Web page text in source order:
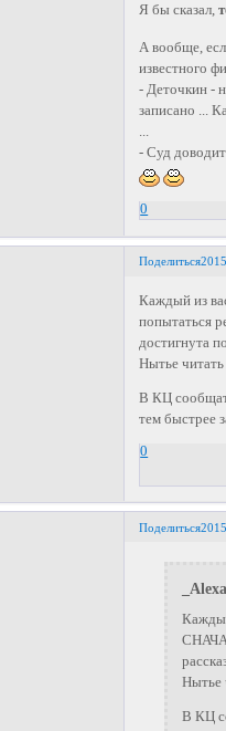
Я бы сказал,
А вообще,
известного
- Деточкин -
записано ...
...
- Суд
0
Поделиться
Каждый из
попытаться
достигнута
Нытье
В КЦ
тем быстрее
0
Поделиться
Нытье
В КЦ